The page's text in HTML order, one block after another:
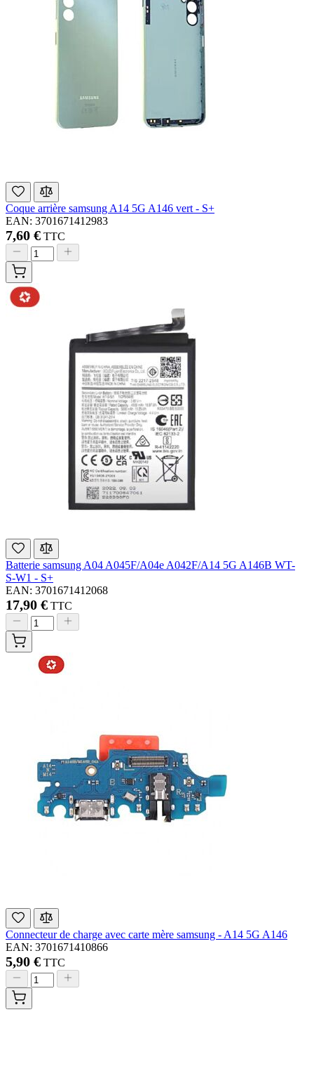
Coque arrière samsung A14 5G A146 vert - S+
EAN: 3701671412983
7,60 € TTC
Batterie samsung A04 A045F/A04e A042F/A14 5G A146B WT-
S-W1 - S+
EAN: 3701671412068
17,90 € TTC
Connecteur de charge avec carte mère samsung - A14 5G A146
EAN: 3701671410866
5,90 € TTC